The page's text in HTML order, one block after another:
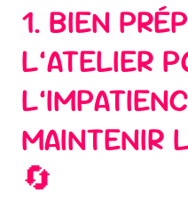
1. BIEN
L’ATELIER
MAINTENIR
🔄